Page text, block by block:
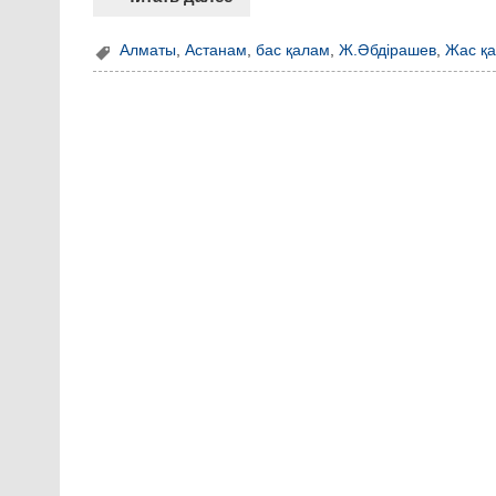
Алматы,Астанам,бас қалам,Ж.Әбдірашев,Жас